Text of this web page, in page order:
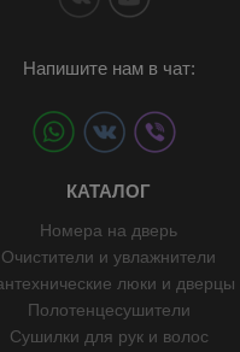
Напишите нам в чат:
КАТАЛОГ
Номера на дверь
Очистители и увлажнители
люки и дверцы
Полотенцесушители
Сушилки для рук и волос